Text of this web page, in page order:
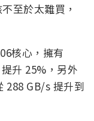
至於太難買，
核心，擁有
升 25%，另外
288 GB/s 提升到